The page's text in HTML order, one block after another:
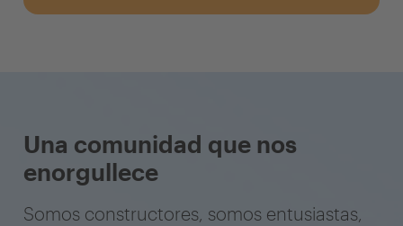
Una comunidad que nos
enorgullece
Somos constructores, somos entusiastas,